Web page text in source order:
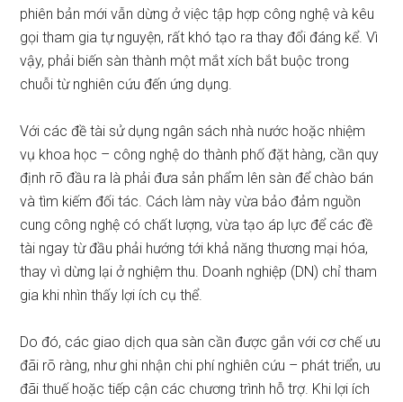
phiên bản mới vẫn dừng ở việc tập hợp công nghệ và kêu
gọi tham gia tự nguyện, rất khó tạo ra thay đổi đáng kể. Vì
vậy, phải biến sàn thành một mắt xích bắt buộc trong
chuỗi từ nghiên cứu đến ứng dụng.
Với các đề tài sử dụng ngân sách nhà nước hoặc nhiệm
vụ khoa học – công nghệ do thành phố đặt hàng, cần quy
định rõ đầu ra là phải đưa sản phẩm lên sàn để chào bán
và tìm kiếm đối tác. Cách làm này vừa bảo đảm nguồn
cung công nghệ có chất lượng, vừa tạo áp lực để các đề
tài ngay từ đầu phải hướng tới khả năng thương mại hóa,
thay vì dừng lại ở nghiệm thu. Doanh nghiệp (DN) chỉ tham
gia khi nhìn thấy lợi ích cụ thể.
Do đó, các giao dịch qua sàn cần được gắn với cơ chế ưu
đãi rõ ràng, như ghi nhận chi phí nghiên cứu – phát triển, ưu
đãi thuế hoặc tiếp cận các chương trình hỗ trợ. Khi lợi ích